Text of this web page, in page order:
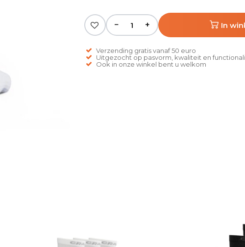
− + In
Verzending gratis vanaf 50 euro
Uitgezocht op pasvorm, kwaliteit en
Ook in onze winkel bent u welkom